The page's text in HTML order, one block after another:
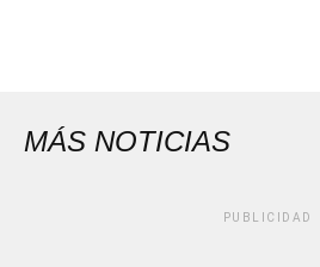
MÁS NOTICIAS
PUBLICIDAD